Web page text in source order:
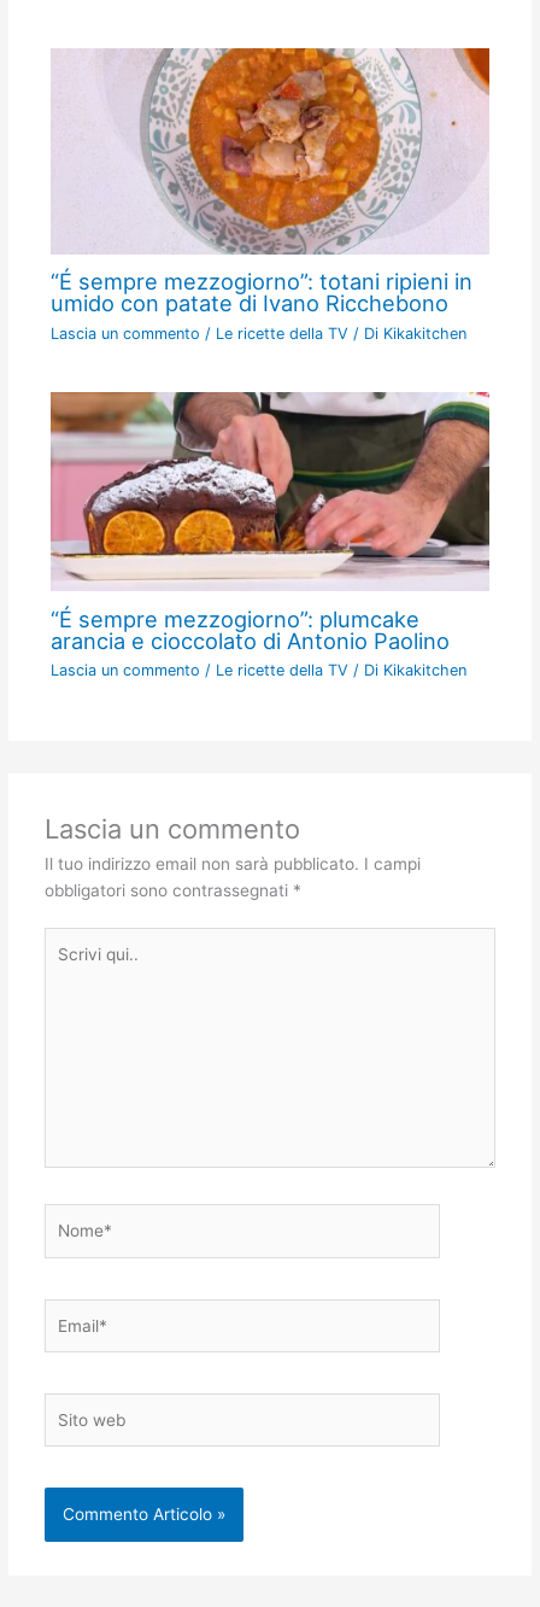
“É sempre mezzogiorno”: totani ripieni in
umido con patate di Ivano Ricchebono
Lascia un commento / Le ricette della TV / Di Kikakitchen
“É sempre mezzogiorno”: plumcake
arancia e cioccolato di Antonio Paolino
Lascia un commento / Le ricette della TV / Di Kikakitchen
Lascia un commento
Il tuo indirizzo email non sarà pubblicato. I campi
obbligatori sono contrassegnati *
qui..
web